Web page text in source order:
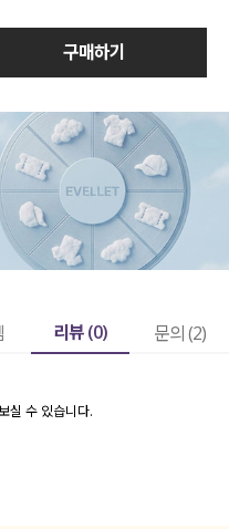
구매하기
리뷰 (0) 문의 (2)
실 수 있습니다.